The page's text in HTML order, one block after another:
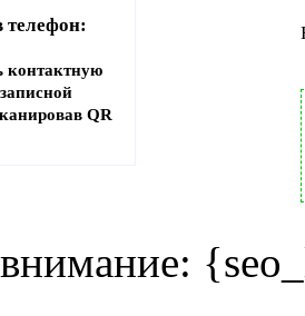
телефон:
контактную
QR